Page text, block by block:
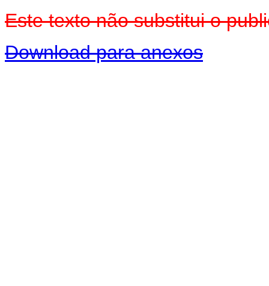
Este texto não substitui o
Download para anexos